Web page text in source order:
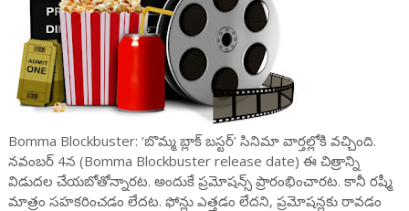
Bomma Blockbuster: ‘బొమ్మ బ్లాక్ బస్టర్’ సినిమా వార్తల్లోకి వచ్చింది.
నవంబర్ 4న (Bomma Blockbuster release date) ఈ చిత్రాన్ని
విడుదల చేయబోతోన్నారట. అందుకే ప్రమోషన్స్ ప్రారంభించారట. కానీ రష్మీ
మాత్రం సహకరించడం లేదట. ఫోన్లు ఎత్తడం లేదని, ప్రమోషన్లకు రావడం